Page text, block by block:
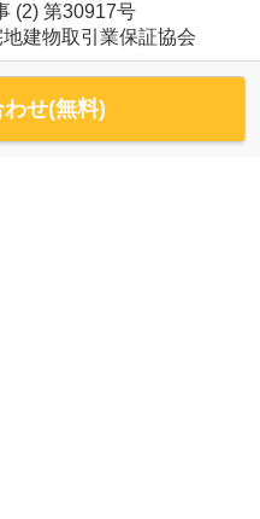
(2) 第30917号
建物取引業保証協会
せ(無料)